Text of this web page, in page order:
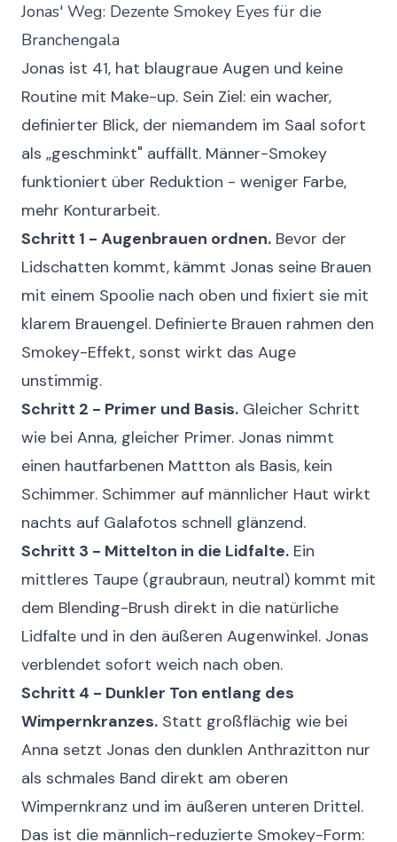
Jonas' Weg: Dezente Smokey Eyes für die
Branchengala
Jonas ist 41, hat blaugraue Augen und keine
Routine mit Make-up. Sein Ziel: ein wacher,
definierter Blick, der niemandem im Saal sofort
als „geschminkt" auffällt. Männer-Smokey
funktioniert über Reduktion - weniger Farbe,
mehr Konturarbeit.
Schritt 1 - Augenbrauen ordnen. Bevor der
Lidschatten kommt, kämmt Jonas seine Brauen
mit einem Spoolie nach oben und fixiert sie mit
klarem Brauengel. Definierte Brauen rahmen den
Smokey-Effekt, sonst wirkt das Auge
unstimmig.
Schritt 2 - Primer und Basis. Gleicher Schritt
wie bei Anna, gleicher Primer. Jonas nimmt
einen hautfarbenen Mattton als Basis, kein
Schimmer. Schimmer auf männlicher Haut wirkt
nachts auf Galafotos schnell glänzend.
Schritt 3 - Mittelton in die Lidfalte. Ein
mittleres Taupe (graubraun, neutral) kommt mit
dem Blending-Brush direkt in die natürliche
Lidfalte und in den äußeren Augenwinkel. Jonas
verblendet sofort weich nach oben.
Schritt 4 - Dunkler Ton entlang des
Wimpernkranzes. Statt großflächig wie bei
Anna setzt Jonas den dunklen Anthrazitton nur
als schmales Band direkt am oberen
Wimpernkranz und im äußeren unteren Drittel.
Das ist die männlich-reduzierte Smokey-Form: